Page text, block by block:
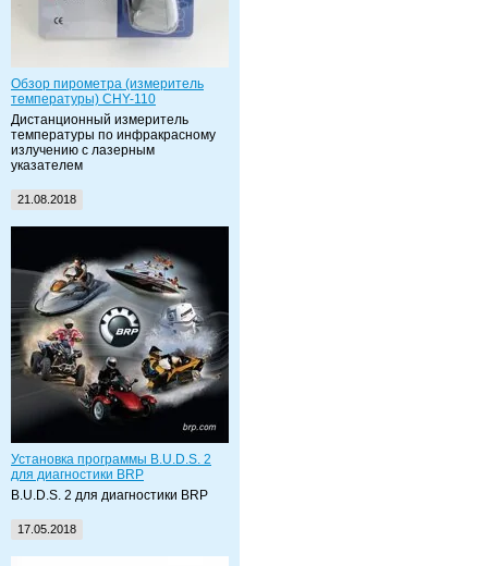
Обзор пирометра (измеритель
температуры) CHY-110
Дистанционный измеритель
температуры по инфракрасному
излучению с лазерным
указателем
21.08.2018
Установка программы B.U.D.S. 2
для диагностики BRP
B.U.D.S. 2 для диагностики BRP
17.05.2018